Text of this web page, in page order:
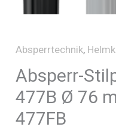
Absperrtechnik,
Absperr-
477B Ø 76
477FB